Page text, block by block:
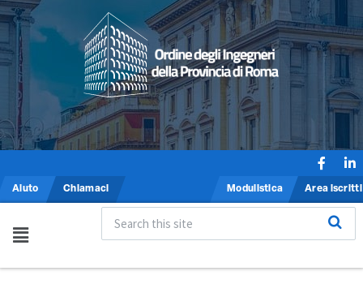
Aiuto Chiamaci Modulistica Area iscritti